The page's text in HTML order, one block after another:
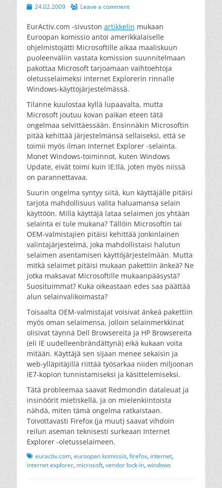
Posted
24.02.2009 Leave a comment
EurActiv.com -sivuston artikkelin mukaan
Euroopan komissio antoi amerikkalaiselle
ohjelmistojätti Microsoftille aikaa maaliskuun
puoleenväliin vastata komission suunnitelmaan
pakottaa Microsoft tarjoamaan vaihtoehtoja
oletusselaimeksi Internet Explorerin rinnalle
Windows-käyttöjärjestelmässä.
Tilanne kuulostaa kyllä lupaavalta, mutta
Microsoft joutuu kovan paikan eteen tätä
ongelmaa selvittäessään. Ensinnäkin Microsoftin
pitää kehittää järjestelmänsä sellaiseksi, että se
toimii myös ilman Internet Explorer -selainta.
Monet Windows-toiminnot, kuten Windows
Update, eivät toimi kuin IE:llä, joten myös niissä
on parannettavaa.
Suurin ongelma syntyy siitä, kun käyttäjälle pitäisi
tarjota mahdollisuus valita haluamansa selain
käyttöön. Millä käyttäjä lataa selaimen jos yhtään
selainta ei tule mukana? Tällöin Microsoftin tai
OEM-valmistajien pitäisi kehittää jonkinlainen
valintajärjestelmä, joka mahdollistaisi halutun
selaimen asentamisen käyttöjärjestelmään. Mutta
mitkä selaimet pitäisi mukaan pakettiin änkeä? Ne
jotka maksavat Microsoftille mukaanpääsystä?
Suosituimmat? Kuka oikeastaan edes saa päättää
alun selainvalikoimasta?
Toisaalta OEM-valmistajat voisivat änkeä pakettiin
myös oman selaimensa, jolloin selainmerkkinat
olisivat täynnä Dell Browsereita ja HP Browsereita
(eli IE uudelleenbrändättynä) eikä kukaan voita
mitään. Käyttäjä sen sijaan menee sekaisin ja
web-ylläpitäjillä riittää työsarkaa niiden miljoonan
IE7-kopion tunnistamiseksi ja käsittelemiseksi.
Tätä probleemaa saavat Redmondin dataleuat ja
insinöörit mietiskellä, ja on mielenkiintoista
nähdä, miten tämä ongelma ratkaistaan.
Toivottavasti Firefox (ja muut) saavat vihdoin
reilun aseman teknisesti surkeaan Internet
Explorer -oletusselaimeen.
Tagseuractiv.com, euroopan komissio, firefox, internet,
internet explorer, microsoft, vendor lock-in, windows